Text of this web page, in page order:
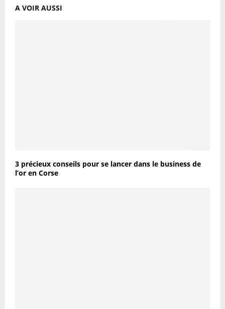
A VOIR AUSSI
3 précieux conseils pour se lancer dans le business de
l’or en Corse